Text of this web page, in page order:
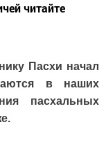
читайте
Пасхи начал
в наших
пасхальных